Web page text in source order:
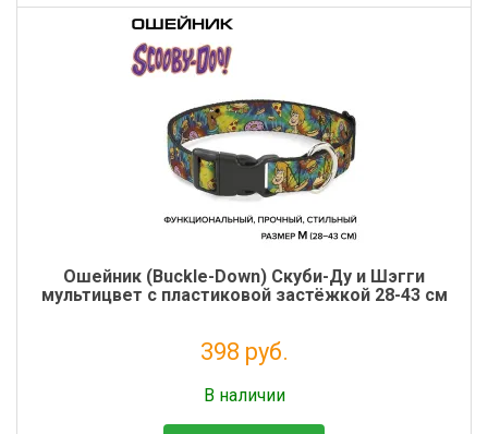
Ошейник (Buckle-Down) Скуби-Ду и Шэгги
мультицвет с пластиковой застёжкой 28-43 см
398 руб.
В наличии